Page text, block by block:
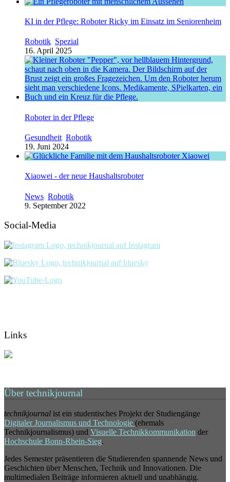
KI in der Pflege: Roboter Ricky im Einsatz im Seniorenheim
Robotik, Spezial
16. April 2025
Roboter in der Pflege
Gesundheit, Robotik
19. Juni 2024
Xiaowei - der neue Haushaltsroboter
News, Robotik
9. September 2022
Social-Media
Links
Über technikjournal
technikjournal ist ein studentisches Projekt der Studiengänge
Digitaler Journalismus und Technologie (ehemals
Technikjournalismus) und Visuelle Technikkommunikation der
Hochschule Bonn-Rhein-Sieg.
Jedes Semester präsentieren die Studierenden spannende News und
Geschichten über Menschen, Technik und Innovationen. Die
multimedialen Beiträge informieren aktuell und unabhängig.